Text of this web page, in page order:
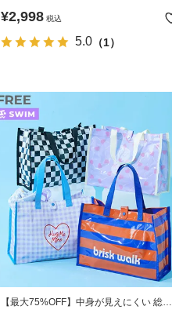
¥2,998 税込
5.0（1）
【最大75%OFF】中身が見えにくい 総柄